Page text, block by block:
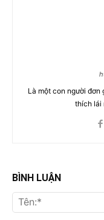
Là một con người đơn
thích lái
BÌNH LUẬN